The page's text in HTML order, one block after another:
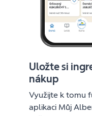
Uložte si
nákup
Využijte k tomu
aplikaci Můj